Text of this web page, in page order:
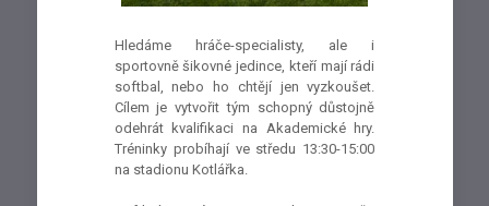
Hledáme hráče-specialisty, ale i
sportovně šikovné jedince, kteří mají rádi
softbal, nebo ho chtějí jen vyzkoušet.
Cílem je vytvořit tým schopný důstojně
odehrát kvalifikaci na Akademické hry.
Tréninky probíhají ve středu 13:30-15:00
na stadionu Kotlářka.